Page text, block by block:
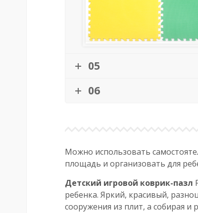
05
06
Можно использовать
площадь и организовать для
Детский игровой коврик-пазл
ребенка. Яркий, красивый,
сооружения из плит, а собирая